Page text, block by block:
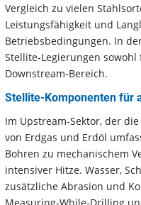
Vergleich zu vielen
Leistungsfähigkeit und
Betriebsbedingungen. In
Stellite-Legierungen
Downstream-Bereich.
Stellite-Komponenten für
Im Upstream-Sektor, der
von Erdgas und Erdöl
Bohren zu mechanischem
intensiver Hitze. Wasser,
zusätzliche Abrasion und
Measuring-While-Drilling